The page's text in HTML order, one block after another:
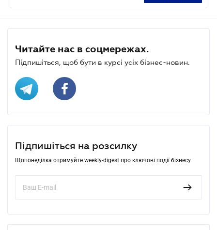
Читайте нас в соцмережах.
Підпишіться, щоб бути в курсі усіх бізнес-новин.
Підпишіться на розсилку
Щопонеділка отримуйте weekly-digest про ключові події бізнесу